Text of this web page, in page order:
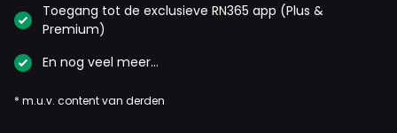
16 oktober 2025 12:15
Toegang tot de exclusieve RN365 app (Plus &
Premium)
En nog veel meer…
* m.u.v. content van derden